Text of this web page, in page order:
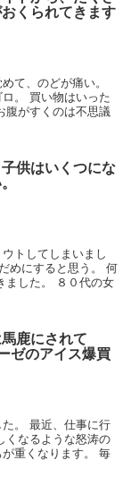
くられてきます
て、のどが痛い。
。 買い物はいった
腹がすくのは不思議
供はいくつにな
トしてしまいまし
めにすると思う。 何
ました。 ８０代の女
鹿にされて
のアイス爆買
。 最近、仕事に行
くなるような怒涛の
重くなります。 毎